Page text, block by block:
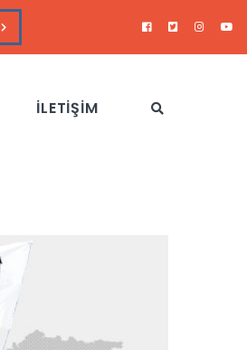
HAFTALIK GÜNDEM
İLETİŞİM